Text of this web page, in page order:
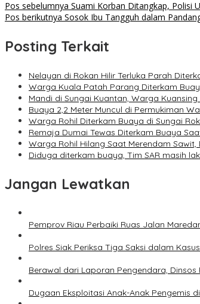
Pos sebelumnya Suami Korban Ditangkap, Polisi
Pos berikutnya Sosok Ibu Tangguh dalam
Posting Terkait
Nelayan di Rokan Hilir Terluka Parah
Warga Kuala Patah Parang Diterkam
Mandi di Sungai Kuantan, Warga
Buaya 2,2 Meter Muncul di Permukiman
Warga Rohil Diterkam Buaya di Sungai
Remaja Dumai Tewas Diterkam Buaya
Warga Rohil Hilang Saat Merendam
Diduga diterkam buaya, Tim SAR masih
Jangan Lewatkan
Pemprov Riau Perbaiki Ruas Jalan
Polres Siak Periksa Tiga Saksi dalam
Berawal dari Laporan Pengendara,
Dugaan Eksploitasi Anak-Anak Pengemis